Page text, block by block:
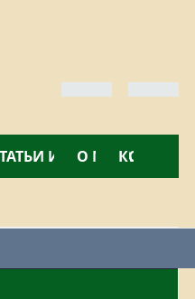
И ОБЗОРЫ
О МАГАЗИНЕ